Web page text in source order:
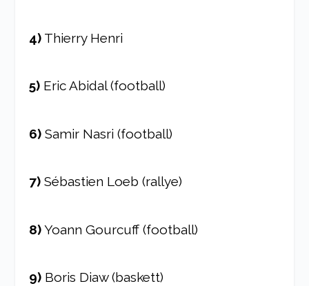
4) Thierry Henri
5) Eric Abidal (football)
6) Samir Nasri (football)
7) Sébastien Loeb (rallye)
8)Yoann Gourcuff (football)
9) Boris Diaw (baskett)